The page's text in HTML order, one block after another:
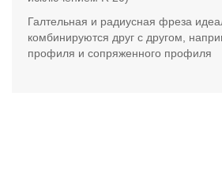
Галтельная и радиусная фреза
комбинируются друг с другом,
профиля и сопряженного профиля